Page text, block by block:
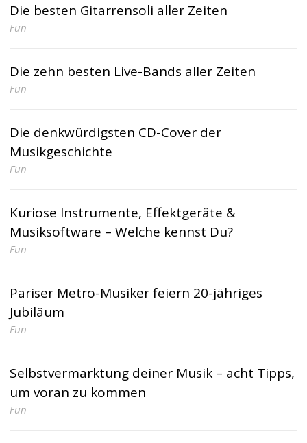
Die besten Gitarrensoli aller Zeiten
Fun
Die zehn besten Live-Bands aller Zeiten
Fun
Die denkwürdigsten CD-Cover der
Musikgeschichte
Fun
Kuriose Instrumente, Effektgeräte &
Musiksoftware – Welche kennst Du?
Fun
Pariser Metro-Musiker feiern 20-jähriges
Jubiläum
Fun
Selbstvermarktung deiner Musik – acht Tipps,
um voran zu kommen
Fun